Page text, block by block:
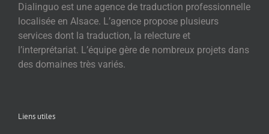
Dialinguo est une agence de traduction professionnelle
localisée en Alsace. L’agence propose plusieurs
services dont la traduction, la relecture et
l’interprétariat. L’équipe gère de nombreux projets dans
des domaines très variés.
Liens utiles